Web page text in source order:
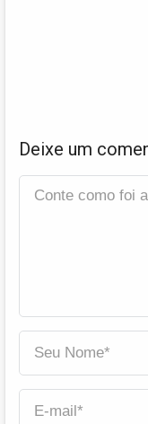
Deixe um